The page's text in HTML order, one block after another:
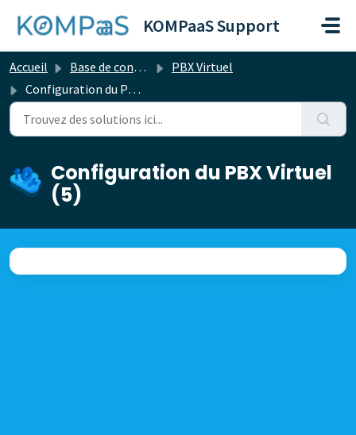
KOMPaaS Support
Accueil Base de connaissances
PBX Virtuel
Configuration du PBX Virtuel
Configuration du PBX Virtuel
(5)